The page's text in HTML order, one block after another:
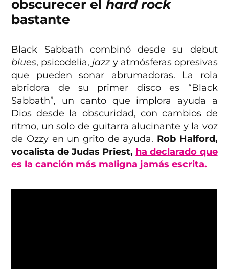
obscurecer elhard rock
bastante
Black Sabbath combinó desde su debut
blues, psicodelia, jazzy atmósferas opresivas
que pueden sonar abrumadoras. La rola
abridora de su primer disco es “Black
Sabbath”, un canto que implora ayuda a
Dios desde la obscuridad, con cambios de
ritmo, un solo de guitarra alucinante y la voz
de Ozzy en un grito de ayuda. Rob Halford,
vocalista de Judas Priest, ha declarado que
es la canción más maligna jamás escrita.